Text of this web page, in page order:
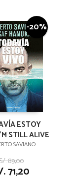
-20%
ESTOY
STILL ALIVE
SAVIANO
. 89,00
71,20